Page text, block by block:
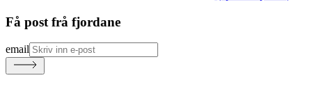
Få post frå fjordane
email